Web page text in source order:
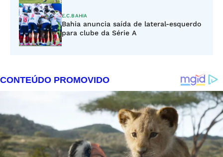
E.C.BAHIA
Bahia anuncia saída de lateral-esquerdo
para clube da Série A